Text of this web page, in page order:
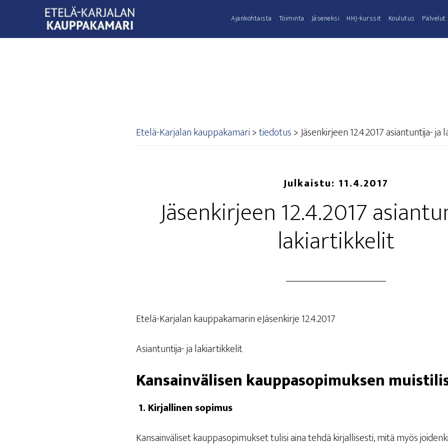
Ajan­koh­tais­ta Toi­min­ta Jäse­nek­si HHJ-kurs­­sit Kou­lu­tus Pal­ve­lut
Etelä-Karjalan kauppakamari>tiedotus>Jäsen­kir­jeen 12.4.2017 asian­tun­ti­ja-
Julkaistu: 11.4.2017
Jäsen­kir­jeen 12.4.2017
lakiartikkelit
Ete­lä-Kar­ja­lan kaup­pa­ka­ma­rin eJä­sen­kir­je 12.4.2017
Asian­tun­ti­ja- ja lakiartikkelit
Kan­sain­vä­li­sen kaup­pa­so­pi­muk­sen
1. Kir­jal­li­nen sopimus
Kan­sain­vä­li­set kaup­pa­so­pi­muk­set tuli­si aina teh­dä kir­jal­li­ses­ti, mitä myös